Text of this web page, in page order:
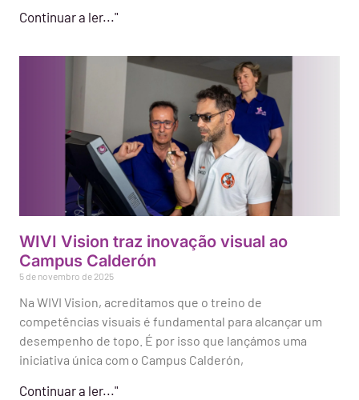
Continuar a ler..."
WIVI Vision traz inovação visual ao
Campus Calderón
5 de novembro de 2025
Na WIVI Vision, acreditamos que o treino de
competências visuais é fundamental para alcançar um
desempenho de topo. É por isso que lançámos uma
iniciativa única com o Campus Calderón,
Continuar a ler..."